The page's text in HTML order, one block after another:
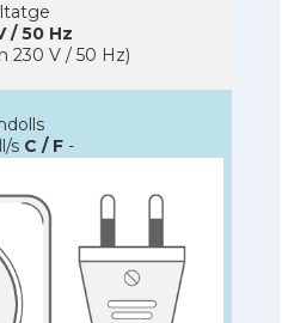
/ 50 Hz
230 V / 50 Hz)
s C / F -